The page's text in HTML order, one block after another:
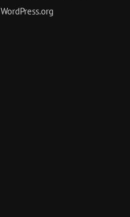
WordPress.org